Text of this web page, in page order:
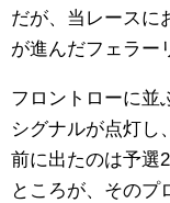
だが、当レースに
が進んだフェラー
フロントローに並
シグナルが点灯し
前に出たのは予選
ところが、そのプ